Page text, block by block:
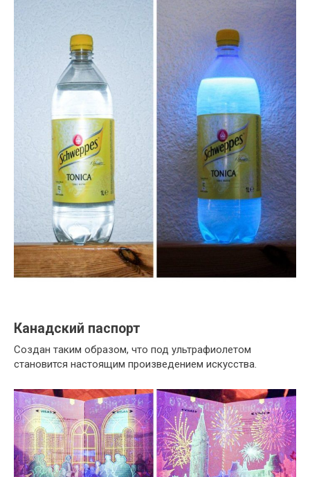
Канадский паспорт
Создан таким образом, что под ультрафиолетом
становится настоящим произведением искусства.